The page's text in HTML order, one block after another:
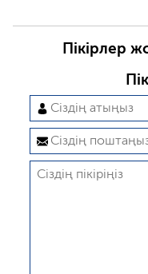
Пікірлер